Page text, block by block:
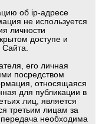
об ip-адресе
не используется
личности
доступе и
его личная
посредством
относящаяся
для публикации в
лиц, является
третьим лицам за
передача необходима